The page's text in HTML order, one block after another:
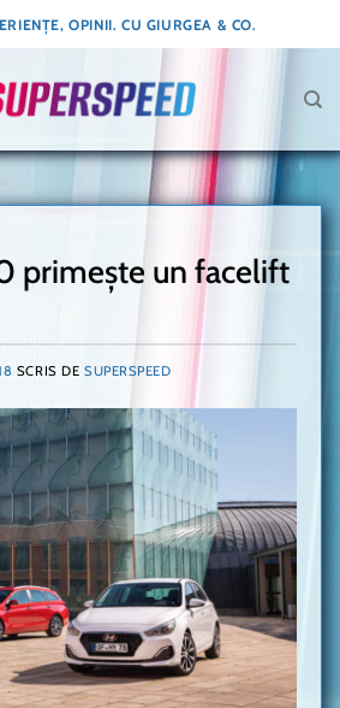
OPINII. CU GIURGEA & CO.
primește un facelift
SCRIS DE SUPERSPEED